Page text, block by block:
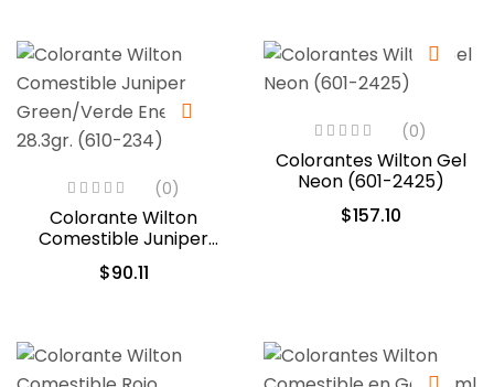
(0)
Colorante Wilton
Comestible Juniper
Green/Verde Enebro
28.3gr. (610-234)
$90.11
(0)
Colorantes Wilton Gel
Neon (601-2425)
$157.10